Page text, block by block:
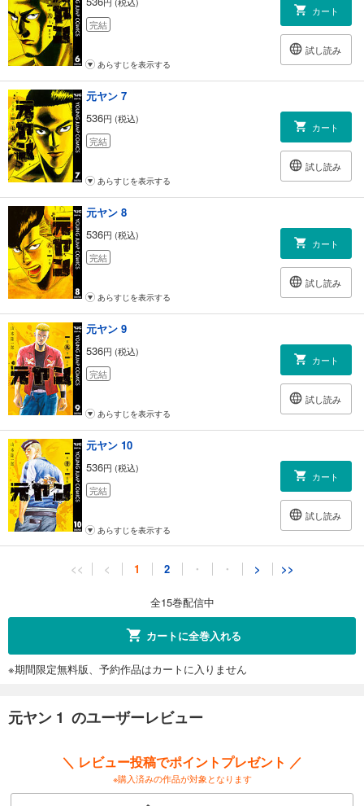
完結
カート
試し読み
あらすじを表示する
元ヤン 7
536円 (税込)
完結
カート
試し読み
あらすじを表示する
元ヤン 8
536円 (税込)
完結
カート
試し読み
あらすじを表示する
元ヤン 9
536円 (税込)
完結
カート
試し読み
あらすじを表示する
元ヤン 10
536円 (税込)
完結
カート
試し読み
あらすじを表示する
元ヤン 11
元ヤン 12
完結
あらすじを表示する
元ヤン 13
<< < 1 2 ・ ・ > >>
全15巻配信中
カートに全巻入れる
※期間限定無料版、予約作品はカートに入りません
元ヤン 1 のユーザーレビュー
＼ レビュー投稿でポイントプレゼント ／
※購入済みの作品が対象となります